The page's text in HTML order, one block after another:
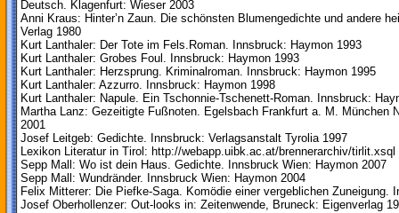
Deutsch. Klagenfurt: Wieser 2003
Anni Kraus: Hinter’n Zaun. Die schönsten Blumengedichte und andere
Verlag 1980
Kurt Lanthaler: Der Tote im Fels.Roman. Innsbruck: Haymon 1993
Kurt Lanthaler: Grobes Foul. Innsbruck: Haymon 1993
Kurt Lanthaler: Herzsprung. Kriminalroman. Innsbruck: Haymon 1995
Kurt Lanthaler: Azzurro. Innsbruck: Haymon 1998
Kurt Lanthaler: Napule. Ein Tschonnie-Tschenett-Roman. Innsbruck:
Martha Lanz: Gezeitigte Fußnoten. Egelsbach Frankfurt a. M. München
2001
Josef Leitgeb: Gedichte. Innsbruck: Verlagsanstalt Tyrolia 1997
Lexikon Literatur in Tirol: http://webapp.uibk.ac.at/brennerarchiv/tirlit.xsql
Sepp Mall: Wo ist dein Haus. Gedichte. Innsbruck Wien: Haymon 2007
Sepp Mall: Wundränder. Innsbruck Wien: Haymon 2004
Felix Mitterer: Die Piefke-Saga. Komödie einer vergeblichen Zuneigung.
Josef Oberhollenzer: Out-looks in: Zeitenwende, Bruneck: Eigenverlag